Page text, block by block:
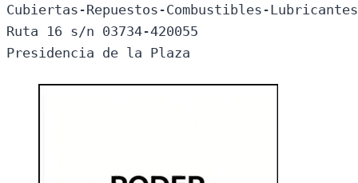
Cubiertas-Repuestos-Combustibles-
Ruta 16 s/n 03734-420055
Presidencia de la Plaza